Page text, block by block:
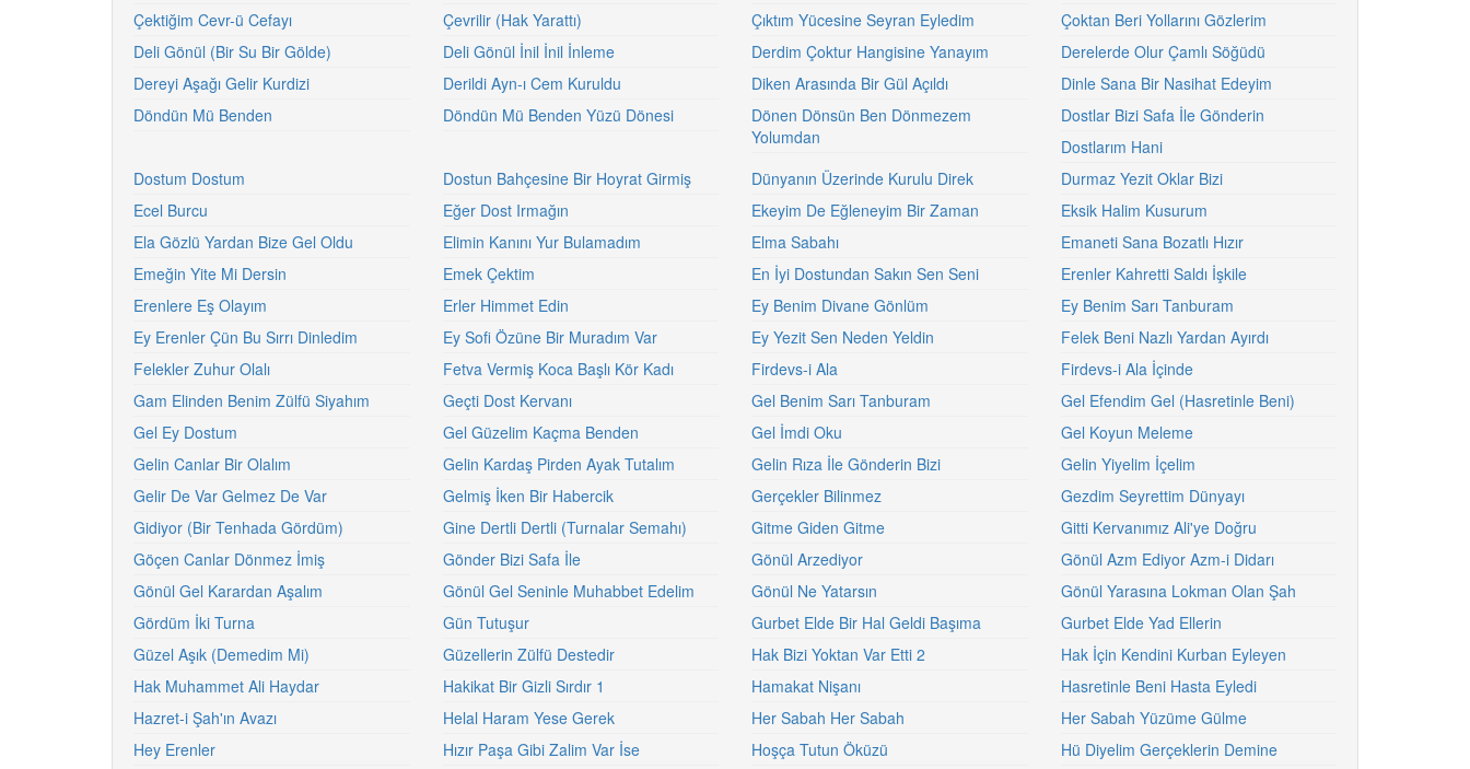
Çektiğim Cevr-ü Cefayı
Çevrilir (Hak Yarattı) Çıktım Yücesine Seyran Eyledim
Çoktan Beri Yollarını Gözlerim
Deli Gönül (Bir Su Bir Gölde)
Deli Gönül İnil İnil İnleme Derdim Çoktur Hangisine Yanayım
Derelerde Olur Çamlı Söğüdü
Dereyi Aşağı Gelir Kurdizi
Derildi Ayn-ı Cem Kuruldu Diken Arasında Bir Gül Açıldı
Dinle Sana Bir Nasihat Edeyim
Döndün Mü Benden
Döndün Mü Benden Yüzü Dönesi
Dönen Dönsün Ben Dönmezem
Yolumdan
Dostlar Bizi Safa İle Gönderin
Dostlarım Hani
Dostum Dostum
Dostun Bahçesine Bir Hoyrat Girmiş Dünyanın Üzerinde Kurulu Direk
Durmaz Yezit Oklar Bizi
Ecel Burcu
Eğer Dost Irmağın Ekeyim De Eğleneyim Bir Zaman
Eksik Halim Kusurum
Ela Gözlü Yardan Bize Gel Oldu
Elimin Kanını Yur Bulamadım Elma Sabahı
Emaneti Sana Bozatlı Hızır
Emeğin Yite Mi Dersin
Emek Çektim En İyi Dostundan Sakın Sen Seni
Erenler Kahretti Saldı İşkile
Erenlere Eş Olayım
Erler Himmet Edin Ey Benim Divane Gönlüm
Ey Benim Sarı Tanburam
Ey Erenler Çün Bu Sırrı Dinledim
Ey Sofi Özüne Bir Muradım Var Ey Yezit Sen Neden Yeldin
Felek Beni Nazlı Yardan Ayırdı
Felekler Zuhur Olalı
Fetva Vermiş Koca Başlı Kör Kadı Firdevs-i Ala
Firdevs-i Ala İçinde
Gam Elinden Benim Zülfü Siyahım
Geçti Dost Kervanı Gel Benim Sarı Tanburam
Gel Efendim Gel (Hasretinle Beni)
Gel Ey Dostum
Gel Güzelim Kaçma Benden Gel İmdi Oku
Gel Koyun Meleme
Gelin Canlar Bir Olalım
Gelin Kardaş Pirden Ayak Tutalım Gelin Rıza İle Gönderin Bizi
Gelin Yiyelim İçelim
Gelir De Var Gelmez De Var
Gelmiş İken Bir Habercik Gerçekler Bilinmez
Gezdim Seyrettim Dünyayı
Gidiyor (Bir Tenhada Gördüm)
Gine Dertli Dertli (Turnalar Semahı) Gitme Giden Gitme
Gitti Kervanımız Ali'ye Doğru
Göçen Canlar Dönmez İmiş
Gönder Bizi Safa İle Gönül Arzediyor
Gönül Azm Ediyor Azm-i Didarı
Gönül Gel Karardan Aşalım
Gönül Gel Seninle Muhabbet Edelim Gönül Ne Yatarsın
Gönül Yarasına Lokman Olan Şah
Gördüm İki Turna
Gün Tutuşur Gurbet Elde Bir Hal Geldi Başıma
Gurbet Elde Yad Ellerin
Güzel Aşık (Demedim Mi)
Güzellerin Zülfü Destedir Hak Bizi Yoktan Var Etti 2
Hak İçin Kendini Kurban Eyleyen
Hak Muhammet Ali Haydar
Hakikat Bir Gizli Sırdır 1 Hamakat Nişanı
Hasretinle Beni Hasta Eyledi
Hazret-i Şah'ın Avazı
Helal Haram Yese Gerek Her Sabah Her Sabah
Her Sabah Yüzüme Gülme
Hey Erenler
Hızır Paşa Gibi Zalim Var İse Hoşça Tutun Öküzü
Hü Diyelim Gerçeklerin Demine